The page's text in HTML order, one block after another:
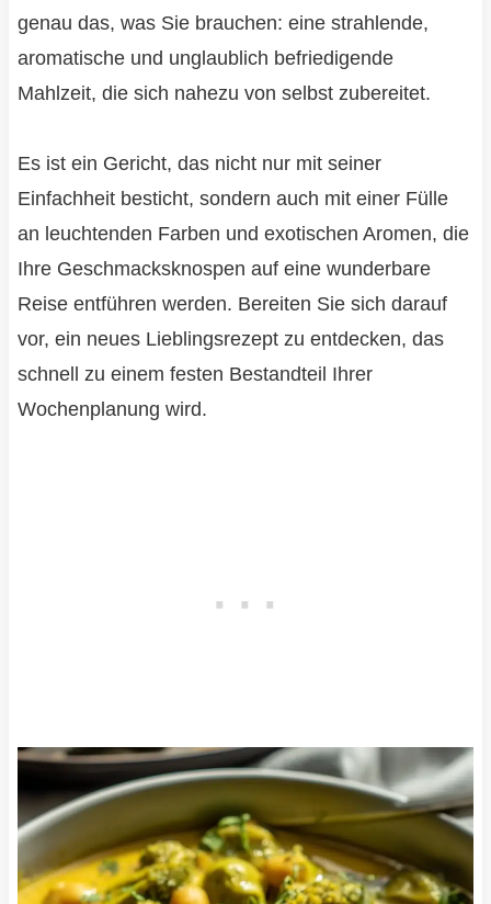
genau das, was Sie brauchen: eine strahlende,
aromatische und unglaublich befriedigende
Mahlzeit, die sich nahezu von selbst zubereitet.
Es ist ein Gericht, das nicht nur mit seiner
Einfachheit besticht, sondern auch mit einer Fülle
an leuchtenden Farben und exotischen Aromen, die
Ihre Geschmacksknospen auf eine wunderbare
Reise entführen werden. Bereiten Sie sich darauf
vor, ein neues Lieblingsrezept zu entdecken, das
schnell zu einem festen Bestandteil Ihrer
Wochenplanung wird.